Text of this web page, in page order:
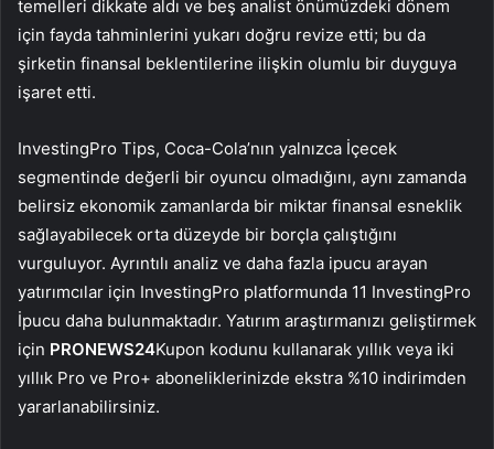
temelleri dikkate aldı ve beş analist önümüzdeki dönem
için fayda tahminlerini yukarı doğru revize etti; bu da
şirketin finansal beklentilerine ilişkin olumlu bir duyguya
işaret etti.
InvestingPro Tips, Coca-Cola’nın yalnızca İçecek
segmentinde değerli bir oyuncu olmadığını, aynı zamanda
belirsiz ekonomik zamanlarda bir miktar finansal esneklik
sağlayabilecek orta düzeyde bir borçla çalıştığını
vurguluyor. Ayrıntılı analiz ve daha fazla ipucu arayan
yatırımcılar için InvestingPro platformunda 11 InvestingPro
İpucu daha bulunmaktadır. Yatırım araştırmanızı geliştirmek
için PRONEWS24Kupon kodunu kullanarak yıllık veya iki
yıllık Pro ve Pro+ aboneliklerinizde ekstra %10 indirimden
yararlanabilirsiniz.